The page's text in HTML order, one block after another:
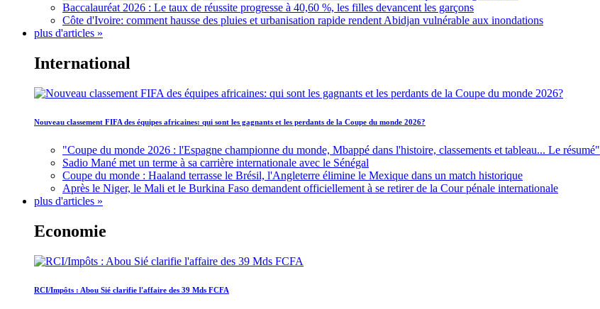
Baccalauréat 2026 : Le taux de réussite progresse à 40,60 %, les filles devancent les garçons
Côte d'Ivoire: comment hausse des pluies et urbanisation rapide rendent Abidjan vulnérable aux inondations
plus d'articles »
International
Nouveau classement FIFA des équipes africaines: qui sont les gagnants et les perdants de la Coupe du monde 2026?
"Coupe du monde 2026 : l'Espagne championne du monde, Mbappé dans l'histoire, classements et tableau... Le résumé"
Sadio Mané met un terme à sa carrière internationale avec le Sénégal
Coupe du monde : Haaland terrasse le Brésil, l'Angleterre élimine le Mexique dans un match historique
Après le Niger, le Mali et le Burkina Faso demandent officiellement à se retirer de la Cour pénale internationale
plus d'articles »
Economie
RCI/Impôts : Abou Sié clarifie l'affaire des 39 Mds FCFA